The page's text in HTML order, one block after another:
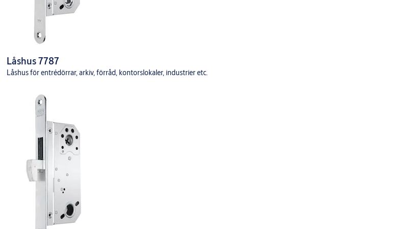
Låshus 7787
Låshus för entrédörrar, arkiv, förråd, kontorslokaler, industrier etc.